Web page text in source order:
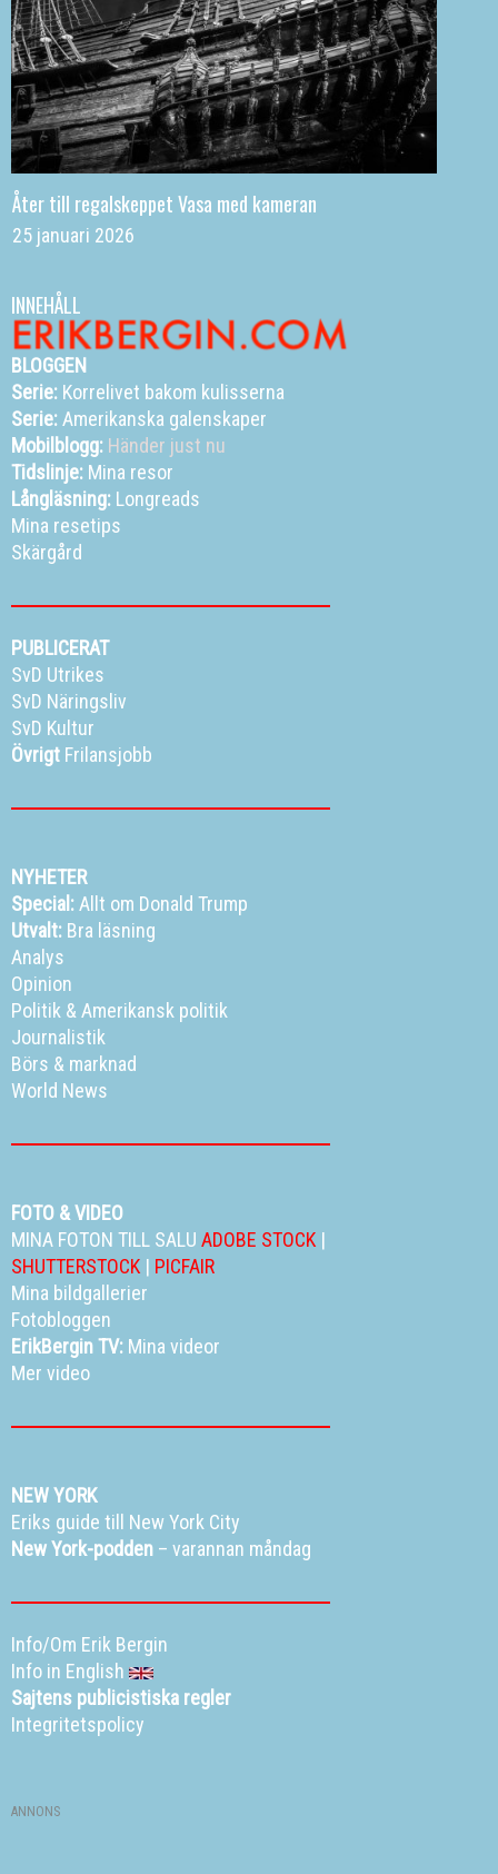
Åter till regalskeppet Vasa med kameran
25 januari 2026
INNEHÅLL
BLOGGEN
Serie: Korrelivet bakom kulisserna
Serie:Amerikanska galenskaper
Mobilblogg: Händer just nu
Tidslinje: Mina resor
Långläsning: Longreads
Mina resetips
Skärgård
PUBLICERAT
SvD Utrikes
SvD Näringsliv
SvD Kultur
Övrigt Frilansjobb
NYHETER
Special:Allt om Donald Trump
Utvalt: Bra läsning
Analys
Opinion
Politik &Amerikansk politik
Journalistik
Börs & marknad
World News
FOTO & VIDEO
MINA FOTON TILL SALU ADOBE STOCK |
SHUTTERSTOCK | PICFAIR
Mina bildgallerier
Fotobloggen
ErikBergin TV: Mina videor
Mer video
NEW YORK
Eriks guide till New York City
New York-podden – varannan måndag
Info/Om Erik Bergin
Info in English
Sajtens publicistiska regler
Integritetspolicy
ANNONS